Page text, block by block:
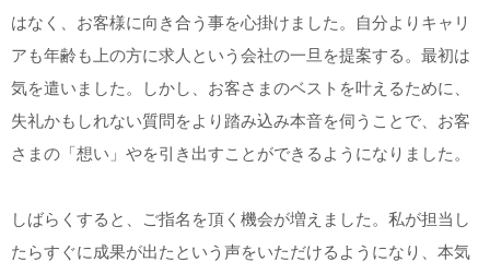
はなく、お客様に向き合う事を心掛けました。自分よりキャリ
アも年齢も上の方に求人という会社の一旦を提案する。最初は
気を遣いました。しかし、お客さまのベストを叶えるために、
失礼かもしれない質問をより踏み込み本音を伺うことで、お客
さまの「想い」やを引き出すことができるようになりました。
しばらくすると、ご指名を頂く機会が増えました。私が担当し
たらすぐに成果が出たという声をいただけるようになり、本気